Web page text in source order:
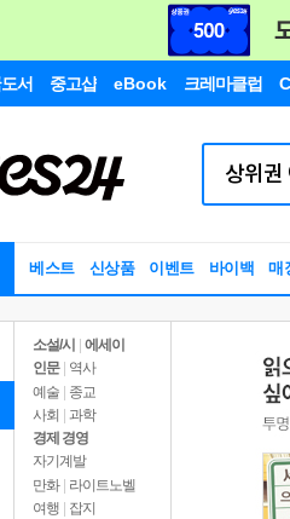
서 중고샵 eBook 크레마클럽
베스트 신상품 이벤트 바이백 매
소설/시
에세이
인문
역사
예술 | 종교
사회 | 과학
경제 경영
자기계발
만화 | 라이트노벨
여행
잡지